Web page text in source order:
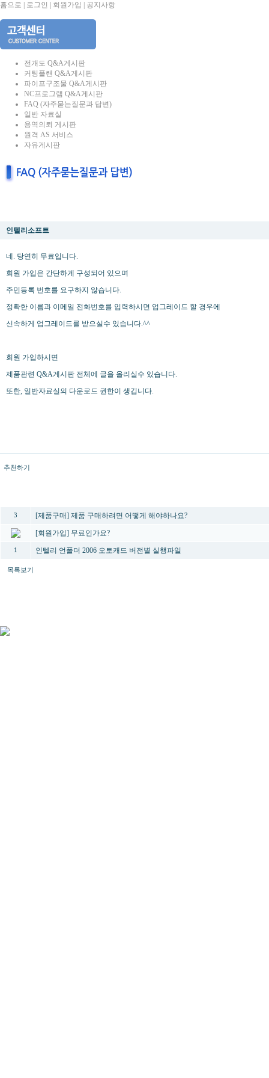
홈으로 로그인 회원가입 공지사항
전개도 Q&A게시판
커팅플랜 Q&A게시판
파이프구조물 Q&A게시판
NC프로그램 Q&A게시판
FAQ (자주묻는질문과 답변)
일반 자료실
용역의뢰 게시판
원격 AS 서비스
자유게시판
인텔리소프트
네. 당연히 무료입니다.
회원 가입은 간단하게 구성되어 있으며
주민등록 번호를 요구하지 않습니다.
정확한 이름과 이메일 전화번호를 입력하시면 업그레이드 할 경우에
신속하게 업그레이드를 받으실수 있습니다.^^
회원 가입하시면
제품관련 Q&A게시판 전체에 글을 올리실수 있습니다.
또한, 일반자료실의 다운로드 권한이 생깁니다.
추천하기
3 [제품구매] 제품 구매하려면 어떻게 해야하나요?
[회원가입] 무료인가요?
1 인텔리 언폴더 2006 오토캐드 버전별 실행파일
목록보기